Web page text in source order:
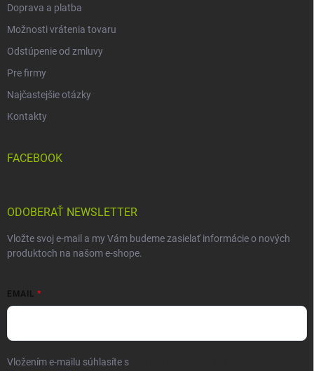
Doprava a platba
Možnosti vrátenia tovaru
Odstúpenie od zmluvy
Pre firmy
Najčastejšie otázky
Kontakty
FACEBOOK
ODOBERAŤ NEWSLETTER
Vložte svoj e-mail a my Vám budeme zasielať informácie o nových
produktoch na našom e-shope.
EMAIL
Vložením e-mailu súhlasíte s